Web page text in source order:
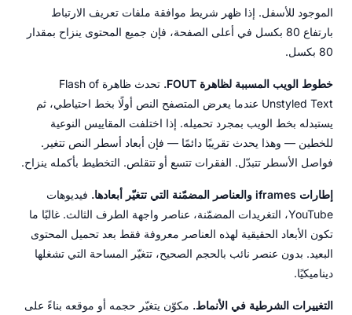
الموجود للأسفل. إذا ظهر شريط موافقة ملفات تعريف الارتباط
بارتفاع 80 بكسل في أعلى الصفحة، فإن جميع المحتوى ينزاح بمقدار
80 بكسل.
خطوط الويب المسببة لظاهرة FOUT.
تحدث ظاهرة Flash of
Unstyled Text عندما يعرض المتصفح النص أولًا بخط احتياطي، ثم
يستبدله بخط الويب بمجرد تحميله. إذا اختلفت المقاييس النوعية
للخطين — وهذا يحدث تقريبًا دائمًا — فإن أبعاد أسطر النص تتغير.
فواصل الأسطر تتبدّل. الفقرات تتسع أو تتقلص. التخطيط بأكمله ينزاح.
إطارات iframes والعناصر المضمّنة التي تتغيّر أبعادها.
فيديوهات
YouTube، التغريدات المضمّنة، عناصر واجهة الطرف الثالث. غالبًا ما
تكون الأبعاد الحقيقية لهذه العناصر معروفة فقط بعد تحميل المحتوى
البعيد. بدون عنصر نائب بالحجم الصحيح، تتغيّر المساحة التي تشغلها
ديناميكيًا.
التغييرات الشرطية في الأنماط. مكوّن يتغيّر حجمه أو موقعه بناءً على